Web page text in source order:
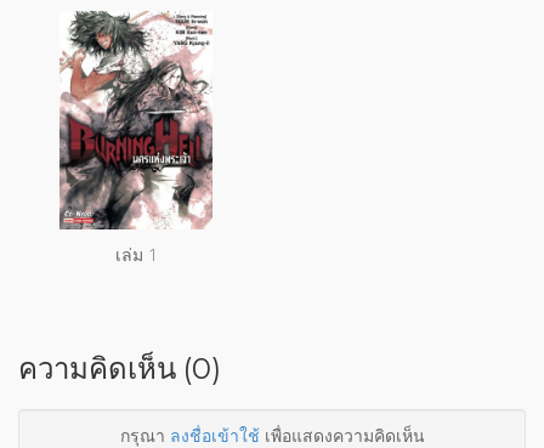
เล่ม 1
ความคิดเห็น (0)
กรุณา ลงชื่อเข้าใช้เพื่อแสดงความคิดเห็น